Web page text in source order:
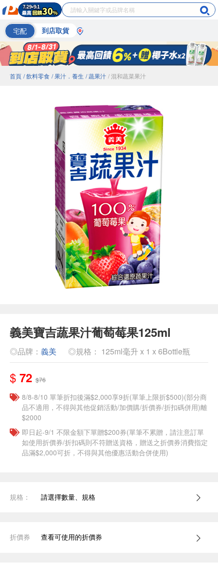
宅配 到店取貨
首頁 / 飲料零食 / 果汁．養生 / 蔬果汁 / 混和蔬菜果汁
義美寶吉蔬果汁葡萄莓果125ml
◎品牌： 義美 ◎規格： 125ml毫升 x 1 x 6Bottle瓶
$ 72 $76
8/8-8/10 單筆折扣後滿$2,000享9折(單筆上限折$500)(部分商
品不適用，不得與其他促銷活動/加價購/折價券/折扣碼併用)離
$2000
即日起-9/1 不限金額下單贈$200券(單筆不累贈，請注意訂單
如使用折價券/折扣碼則不符贈送資格，贈送之折價券消費指定
品滿$2,000可折，不得與其他優惠活動合併使用)
規格： 請選擇數量、規格
折價券 查看可使用的折價券